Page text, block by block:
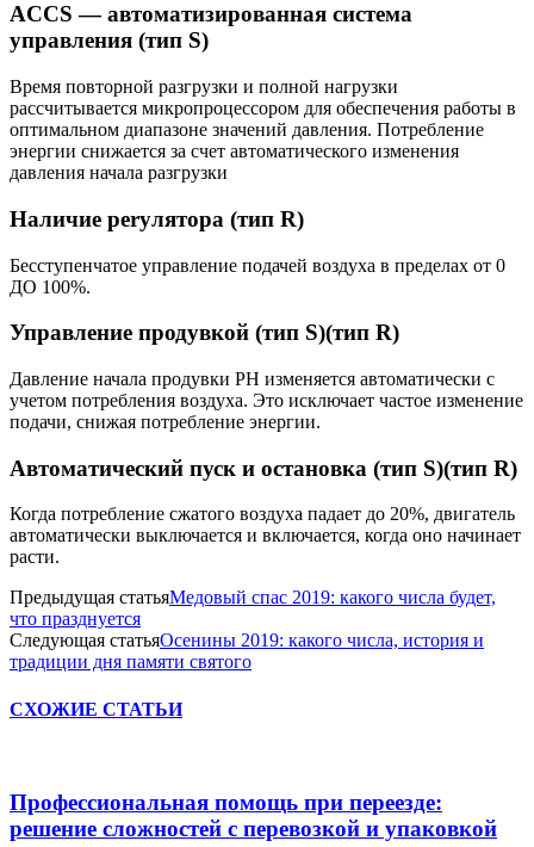
ACCS — автоматизированная система
управления (тип S)
Время повторной разгрузки и полной нагрузки
рассчитывается микропроцессором для обеспечения работы в
оптимальном диапазоне значений давления. Потребление
энергии снижается за счет автоматического изменения
давления начала разгрузки
Наличие реrулятора (тип R)
Бесступенчатое управление подачей воздуха в пределах от 0
ДО 100%.
Управление продувкой (тип S)(тип R)
Давление начала продувки РН изменяется автоматически с
учетом потребления воздуха. Это исключает частое изменение
подачи, снижая потребление энергии.
Автоматический пуск и остановка (тип S)(тип R)
Когда потребление сжатого воздуха падает до 20%, двигатель
автоматически выключается и включается, когда оно начинает
расти.
Предыдущая статьяМедовый спас 2019: какого числа будет,
что празднуется
Следующая статьяОсенины 2019: какого числа, история и
традиции дня памяти святого
СХОЖИЕ СТАТЬИ
Профессиональная помощь при переезде:
решение сложностей с перевозкой и упаковкой